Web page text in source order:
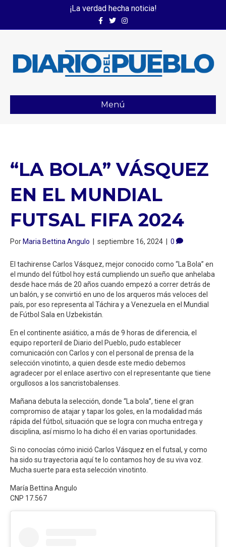
¡La verdad hecha noticia!
FacebookTwitterInstagram
Menú
“LA BOLA” VÁSQUEZ
EN EL MUNDIAL
FUTSAL FIFA 2024
PorMaria Bettina Angulo | septiembre 16, 2024 | 0
El tachirense Carlos Vásquez, mejor conocido como “La Bola” en
el mundo del fútbol hoy está cumpliendo un sueño que anhelaba
desde hace más de 20 años cuando empezó a correr detrás de
un balón, y se convirtió en uno de los arqueros más veloces del
país, por eso representa al Táchira y a Venezuela en el Mundial
de Fútbol Sala en Uzbekistán.
En el continente asiático, a más de 9 horas de diferencia, el
equipo reporteril de Diario del Pueblo, pudo establecer
comunicación con Carlos y con el personal de prensa de la
selección vinotinto, a quien desde este medio debemos
agradecer por el enlace asertivo con el representante que tiene
orgullosos a los sancristobalenses.
Mañana debuta la selección, donde “La bola”, tiene el gran
compromiso de atajar y tapar los goles, en la modalidad más
rápida del fútbol, situación que se logra con mucha entrega y
disciplina, así mismo lo ha dicho él en varias oportunidades.
Si no conocías cómo inició Carlos Vásquez en el futsal, y como
ha sido su trayectoria aquí te lo contamos hoy de su viva voz.
Mucha suerte para esta selección vinotinto.
María Bettina Angulo
CNP 17.567